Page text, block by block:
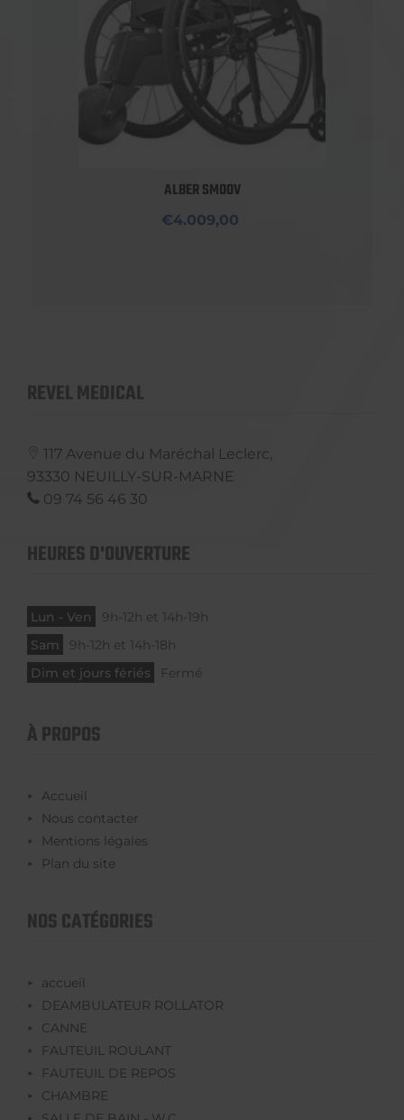
ALBER SMOOV
€4.009,00
REVEL MEDICAL
117 Avenue du Maréchal Leclerc,
93330 NEUILLY-SUR-MARNE
09 74 56 46 30
HEURES D'OUVERTURE
Lun - Ven
9h-12h et 14h-19h
Sam
9h-12h et 14h-18h
Dim et jours fériés
Fermé
À PROPOS
Accueil
Nous contacter
Mentions légales
Plan du site
NOS CATÉGORIES
accueil
DEAMBULATEUR ROLLATOR
CANNE
FAUTEUIL ROULANT
FAUTEUIL DE REPOS
CHAMBRE